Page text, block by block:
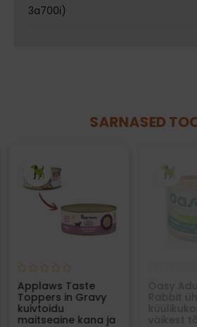
3a700i)
SARNASED
Applaws Taste
Toppers in Gravy
kuivtoidu
maitseaine kana ja